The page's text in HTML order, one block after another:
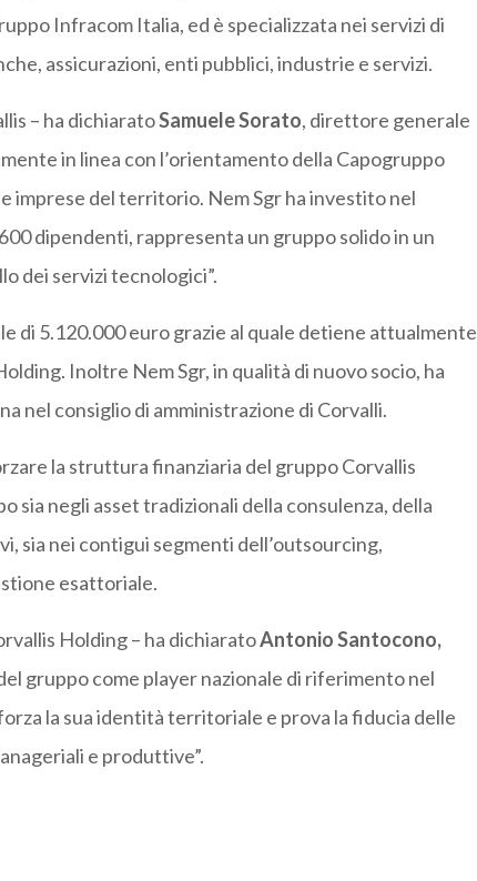
Infracom Italia, ed è specializzata nei servizi di
assicurazioni, enti pubblici, industrie e servizi.
– ha dichiaratoSamuele Sorato, direttore generale
in linea con l’orientamento della Capogruppo
imprese del territorio. Nem Sgr ha investito nel
dipendenti, rappresenta un gruppo solido in un
dei servizi tecnologici”.
di 5.120.000 euro grazie al quale detiene attualmente
Inoltre Nem Sgr, in qualità di nuovo socio, ha
nel consiglio di amministrazione di Corvalli.
la struttura finanziaria del gruppo Corvallis
sia negli asset tradizionali della consulenza, della
sia nei contigui segmenti dell’outsourcing,
esattoriale.
Holding – ha dichiaratoAntonio Santocono,
gruppo come player nazionale di riferimento nel
la sua identità territoriale e prova la fiducia delle
e produttive”.